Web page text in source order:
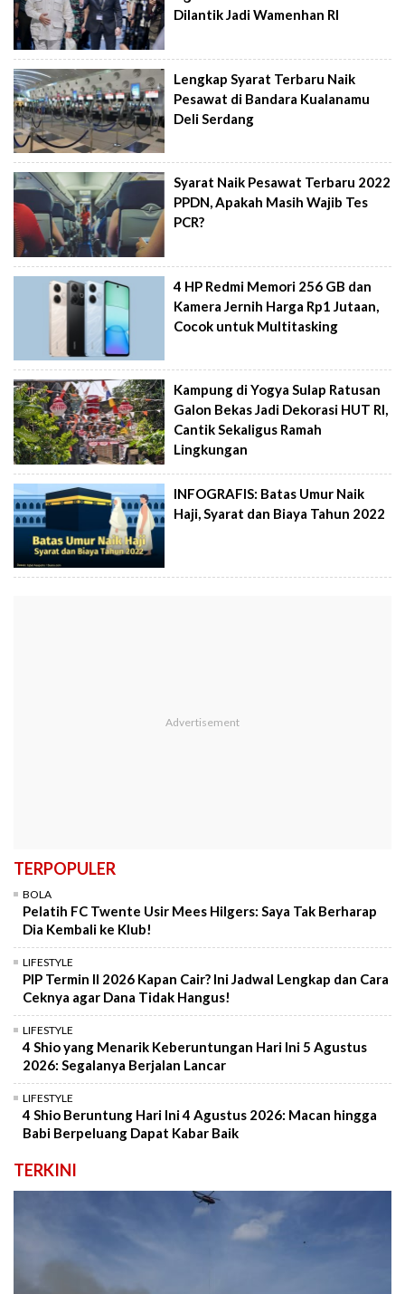
Dilantik Jadi Wamenhan RI
Lengkap Syarat Terbaru Naik
Pesawat di Bandara Kualanamu
Deli Serdang
Syarat Naik Pesawat Terbaru 2022
PPDN, Apakah Masih Wajib Tes
PCR?
4 HP Redmi Memori 256 GB dan
Kamera Jernih Harga Rp1 Jutaan,
Cocok untuk Multitasking
Kampung di Yogya Sulap Ratusan
Galon Bekas Jadi Dekorasi HUT RI,
Cantik Sekaligus Ramah
Lingkungan
INFOGRAFIS: Batas Umur Naik
Haji, Syarat dan Biaya Tahun 2022
TERPOPULER
BOLA
Pelatih FC Twente Usir Mees Hilgers: Saya Tak Berharap
Dia Kembali ke Klub!
LIFESTYLE
PIP Termin II 2026 Kapan Cair? Ini Jadwal Lengkap dan Cara
Ceknya agar Dana Tidak Hangus!
LIFESTYLE
4 Shio yang Menarik Keberuntungan Hari Ini 5 Agustus
2026: Segalanya Berjalan Lancar
LIFESTYLE
4 Shio Beruntung Hari Ini 4 Agustus 2026: Macan hingga
Babi Berpeluang Dapat Kabar Baik
TERKINI